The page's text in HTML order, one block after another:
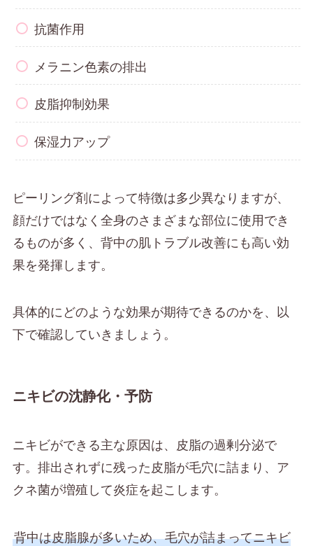
抗菌作用
メラニン色素の排出
皮脂抑制効果
保湿力アップ
ピーリング剤によって特徴は多少異なりますが、
顔だけではなく全身のさまざまな部位に使用でき
るものが多く、背中の肌トラブル改善にも高い効
果を発揮します。
具体的にどのような効果が期待できるのかを、以
下で確認していきましょう。
ニキビの沈静化・予防
ニキビができる主な原因は、皮脂の過剰分泌で
す。排出されずに残った皮脂が毛穴に詰まり、ア
クネ菌が増殖して炎症を起こします。
背中は皮脂腺が多いため、毛穴が詰まってニキビ